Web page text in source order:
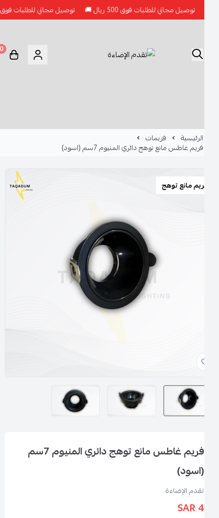
توصيل مجاني للطلبات فوق 500 ريال 🚚 توصيل مجاني للطلبات فوق 500 ريال 🚚
0
الرئيسية فريمات
فريم غاطس مانع توهج دائري المنيوم 7سم (اسود)
مانع توهج
فريم غاطس مانع توهج دائري المنيوم 7سم
(اسود)
تقدم الإضاءة